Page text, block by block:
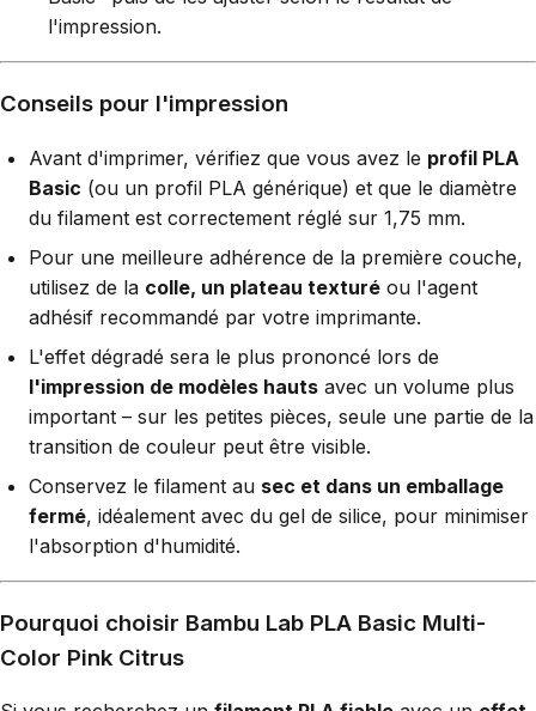
l'impression.
Conseils pour l'impression
Avant d'imprimer, vérifiez que vous avez le profil PLA
Basic (ou un profil PLA générique) et que le diamètre
du filament est correctement réglé sur 1,75 mm.
Pour une meilleure adhérence de la première couche,
utilisez de la colle, un plateau texturé ou l'agent
adhésif recommandé par votre imprimante.
L'effet dégradé sera le plus prononcé lors de
l'impression de modèles hauts avec un volume plus
important – sur les petites pièces, seule une partie de la
transition de couleur peut être visible.
Conservez le filament au sec et dans un emballage
fermé, idéalement avec du gel de silice, pour minimiser
l'absorption d'humidité.
Pourquoi choisir Bambu Lab PLA Basic Multi-
Color Pink Citrus